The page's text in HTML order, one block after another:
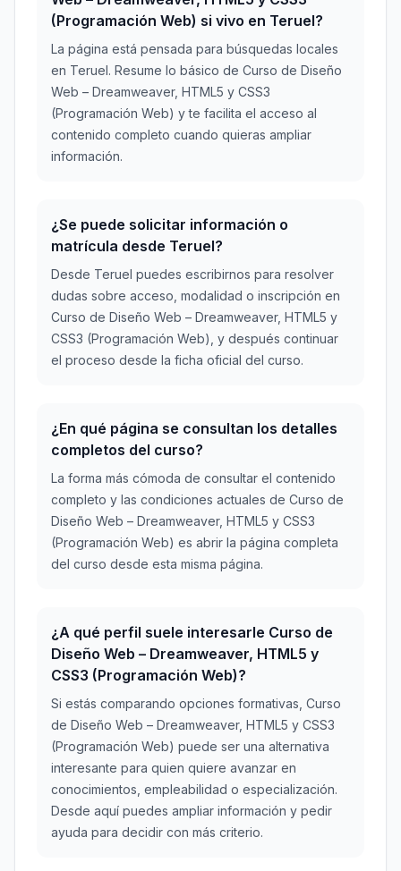
(Programación Web) si vivo en Teruel?
La página está pensada para búsquedas locales
en Teruel. Resume lo básico de Curso de Diseño
Web – Dreamweaver, HTML5 y CSS3
(Programación Web) y te facilita el acceso al
contenido completo cuando quieras ampliar
información.
¿Se puede solicitar información o
matrícula desde Teruel?
Desde Teruel puedes escribirnos para resolver
dudas sobre acceso, modalidad o inscripción en
Curso de Diseño Web – Dreamweaver, HTML5 y
CSS3 (Programación Web), y después continuar
el proceso desde la ficha oficial del curso.
¿En qué página se consultan los detalles
completos del curso?
La forma más cómoda de consultar el contenido
completo y las condiciones actuales de Curso de
Diseño Web – Dreamweaver, HTML5 y CSS3
(Programación Web) es abrir la página completa
del curso desde esta misma página.
¿A qué perfil suele interesarle Curso de
Diseño Web – Dreamweaver, HTML5 y
CSS3 (Programación Web)?
Si estás comparando opciones formativas, Curso
de Diseño Web – Dreamweaver, HTML5 y CSS3
(Programación Web) puede ser una alternativa
interesante para quien quiere avanzar en
conocimientos, empleabilidad o especialización.
Desde aquí puedes ampliar información y pedir
ayuda para decidir con más criterio.